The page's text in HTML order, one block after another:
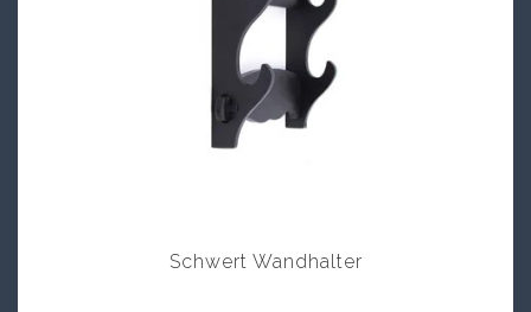
Schwert Wandhalter